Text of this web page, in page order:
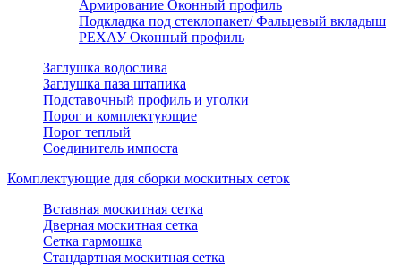
Армирование Оконный профиль
Подкладка под стеклопакет/ Фальцевый вкладыш
РЕХАУ Оконный профиль
Заглушка водослива
Заглушка паза штапика
Подставочный профиль и уголки
Порог и комплектующие
Порог теплый
Соединитель импоста
Комплектующие для сборки москитных сеток
Вставная москитная сетка
Дверная москитная сетка
Сетка гармошка
Стандартная москитная сетка